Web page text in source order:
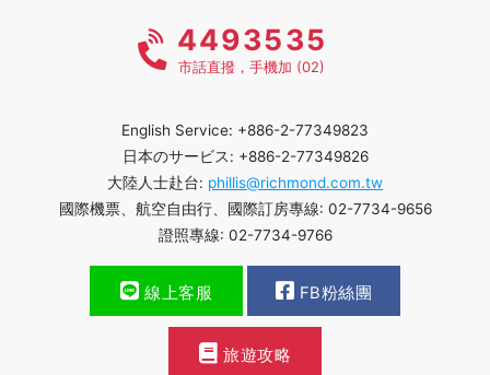
4493535
市話直撥，手機加 (02)
English Service: +886-2-77349823
日本のサービス: +886-2-77349826
大陸人士赴台: phillis@richmond.com.tw
國際機票、航空自由行、國際訂房專線: 02-7734-9656
證照專線: 02-7734-9766
線上客服 FB粉絲團
旅遊攻略